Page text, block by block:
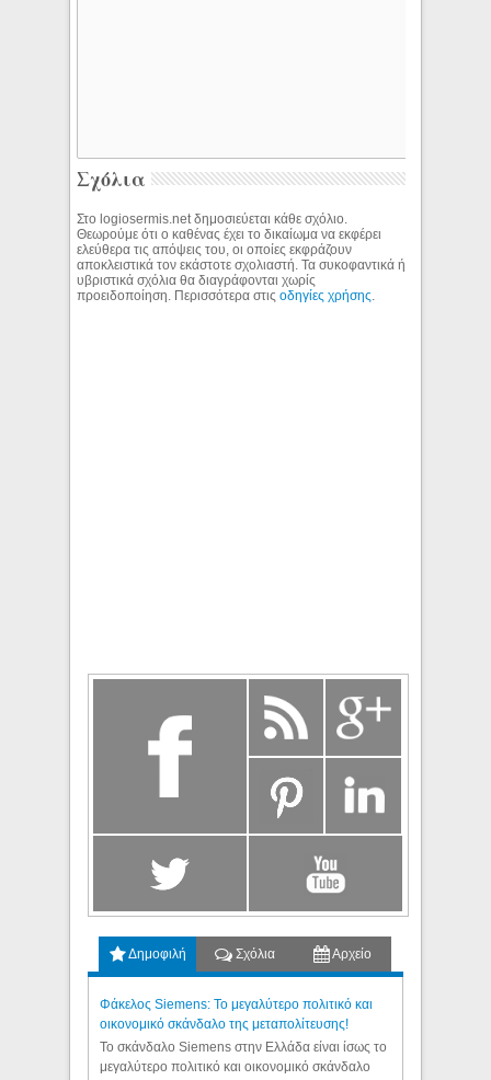
Σχόλια
Στο logiosermis.net δημοσιεύεται κάθε σχόλιο.
Θεωρούμε ότι ο καθένας έχει το δικαίωμα να εκφέρει
ελεύθερα τις απόψεις του, οι οποίες εκφράζουν
αποκλειστικά τον εκάστοτε σχολιαστή. Τα συκοφαντικά ή
υβριστικά σχόλια θα διαγράφονται χωρίς
προειδοποίηση. Περισσότερα στιςοδηγίες χρήσης.
Δημοφιλή Σχόλια Αρχείο
Φάκελος Siemens: Το μεγαλύτερο πολιτικό και
οικονομικό σκάνδαλο της μεταπολίτευσης!
Το σκάνδαλο Siemens στην Ελλάδα είναι ίσως το
μεγαλύτερο πολιτικό και οικονομικό σκάνδαλο